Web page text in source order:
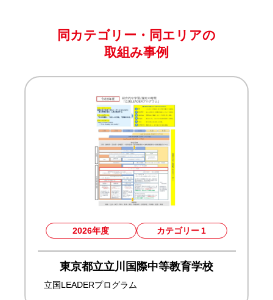
同カテゴリー・同エリアの
取組み事例
2026年度 カテゴリー 1
東京都立立川国際中等教育学校
立国LEADERプログラム